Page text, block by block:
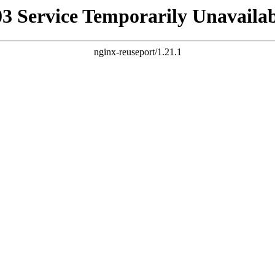
Service Temporarily
nginx-reuseport/1.21.1